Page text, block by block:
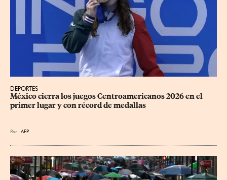
DEPORTES
México cierra los juegos Centroamericanos 2026 en el
primer lugar y con récord de medallas
Por AFP